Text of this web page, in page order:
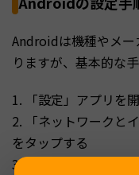
Androidは機種やメー
りますが、基本的な
1. 「設定」アプリを
2. 「ネットワークと
をタップする
3. 「モバイルネット